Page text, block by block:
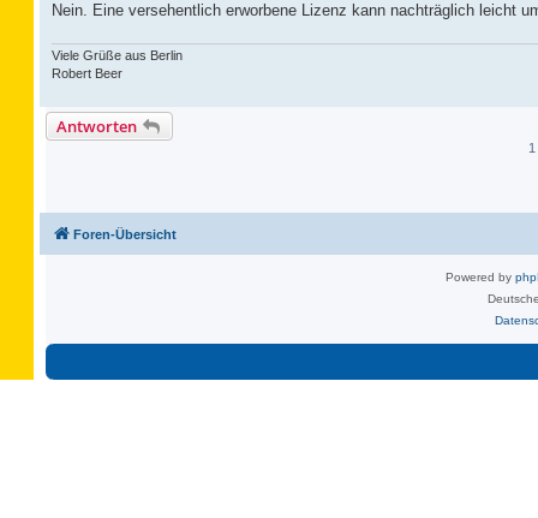
Nein. Eine versehentlich erworbene Lizenz kann nachträglich leicht
Viele Grüße aus Berlin
Robert Beer
Antworten
Foren-Übersicht
Powered by